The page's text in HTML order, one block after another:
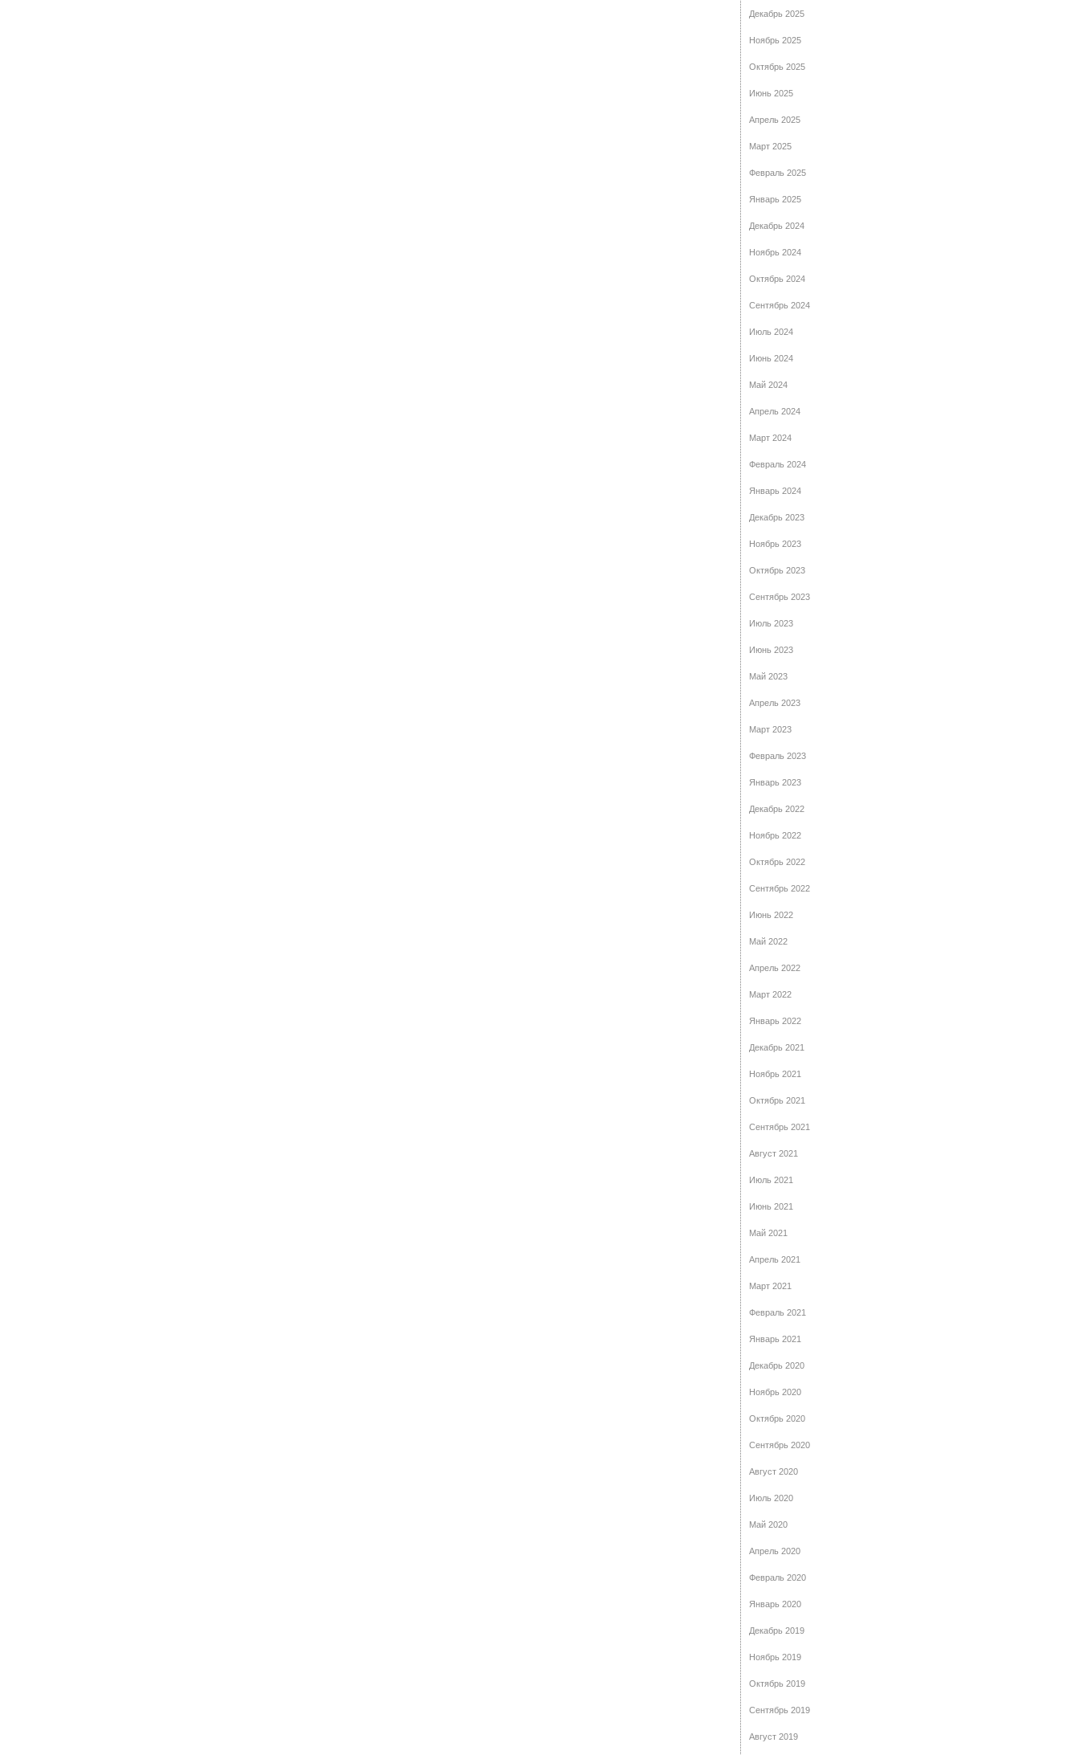
Декабрь 2025
Ноябрь 2025
Октябрь 2025
Июнь 2025
Апрель 2025
Март 2025
Февраль 2025
Январь 2025
Декабрь 2024
Ноябрь 2024
Октябрь 2024
Сентябрь 2024
Июль 2024
Июнь 2024
Май 2024
Апрель 2024
Март 2024
Февраль 2024
Январь 2024
Декабрь 2023
Ноябрь 2023
Октябрь 2023
Сентябрь 2023
Июль 2023
Июнь 2023
Май 2023
Апрель 2023
Март 2023
Февраль 2023
Январь 2023
Декабрь 2022
Ноябрь 2022
Октябрь 2022
Сентябрь 2022
Июнь 2022
Май 2022
Апрель 2022
Март 2022
Январь 2022
Декабрь 2021
Ноябрь 2021
Октябрь 2021
Сентябрь 2021
Август 2021
Июль 2021
Июнь 2021
Май 2021
Апрель 2021
Март 2021
Февраль 2021
Январь 2021
Декабрь 2020
Ноябрь 2020
Октябрь 2020
Сентябрь 2020
Август 2020
Июль 2020
Май 2020
Апрель 2020
Февраль 2020
Январь 2020
Декабрь 2019
Ноябрь 2019
Октябрь 2019
Сентябрь 2019
Август 2019